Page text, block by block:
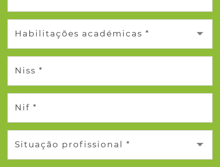
Habilitações académicas *
Niss *
Nif *
Situação profissional *